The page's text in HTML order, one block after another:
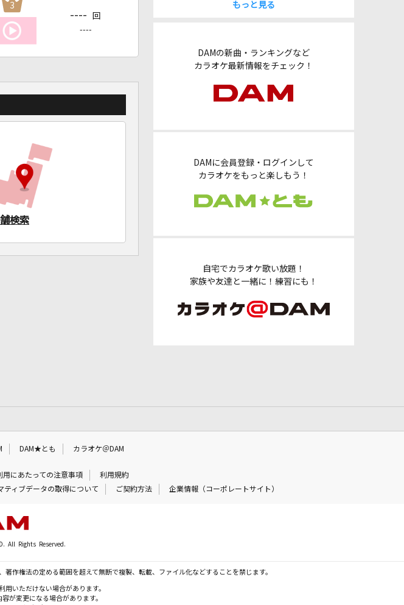
もっと見る
DAMの新曲・ランキングなど
カラオケ最新情報をチェック！
DAMに会員登録・ログインして
カラオケをもっと楽しもう！
自宅でカラオケ歌い放題！
家族や友達と一緒に！練習にも！
3
---- 回
----
検索
DAM★とも カラオケ＠DAM
用にあたっての注意事項
利用規約
ティブデータの取得について ご契約方法 企業情報（コーポレートサイト）
All Rights Reserved.
作権法の定める範囲を超えて無断で複製、転載、ファイル化などすることを禁じます。
用いただけない場合があります。
が変更になる場合があります。